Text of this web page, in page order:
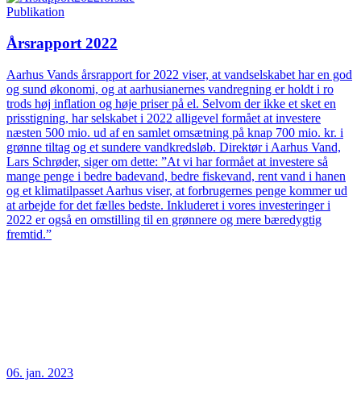
Publikation
Årsrapport 2022
Aarhus Vands årsrapport for 2022 viser, at vandselskabet har en god
og sund økonomi, og at aarhusianernes vandregning er holdt i ro
trods høj inflation og høje priser på el. Selvom der ikke et sket en
prisstigning, har selskabet i 2022 alligevel formået at investere
næsten 500 mio. ud af en samlet omsætning på knap 700 mio. kr. i
grønne tiltag og et sundere vandkredsløb. Direktør i Aarhus Vand,
Lars Schrøder, siger om dette: ”At vi har formået at investere så
mange penge i bedre badevand, bedre fiskevand, rent vand i hanen
og et klimatilpasset Aarhus viser, at forbrugernes penge kommer ud
at arbejde for det fælles bedste. Inkluderet i vores investeringer i
2022 er også en omstilling til en grønnere og mere bæredygtig
fremtid.”
06. jan. 2023